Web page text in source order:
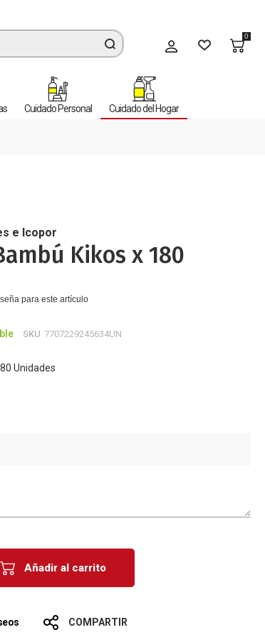
Mi cuenta
0
Cuidado Personal Cuidado del Hogar
e Icopor
Kikos x 180
para este artículo
SKU 7707229245634UN
Unidades
Añadir al carrito
COMPARTIR